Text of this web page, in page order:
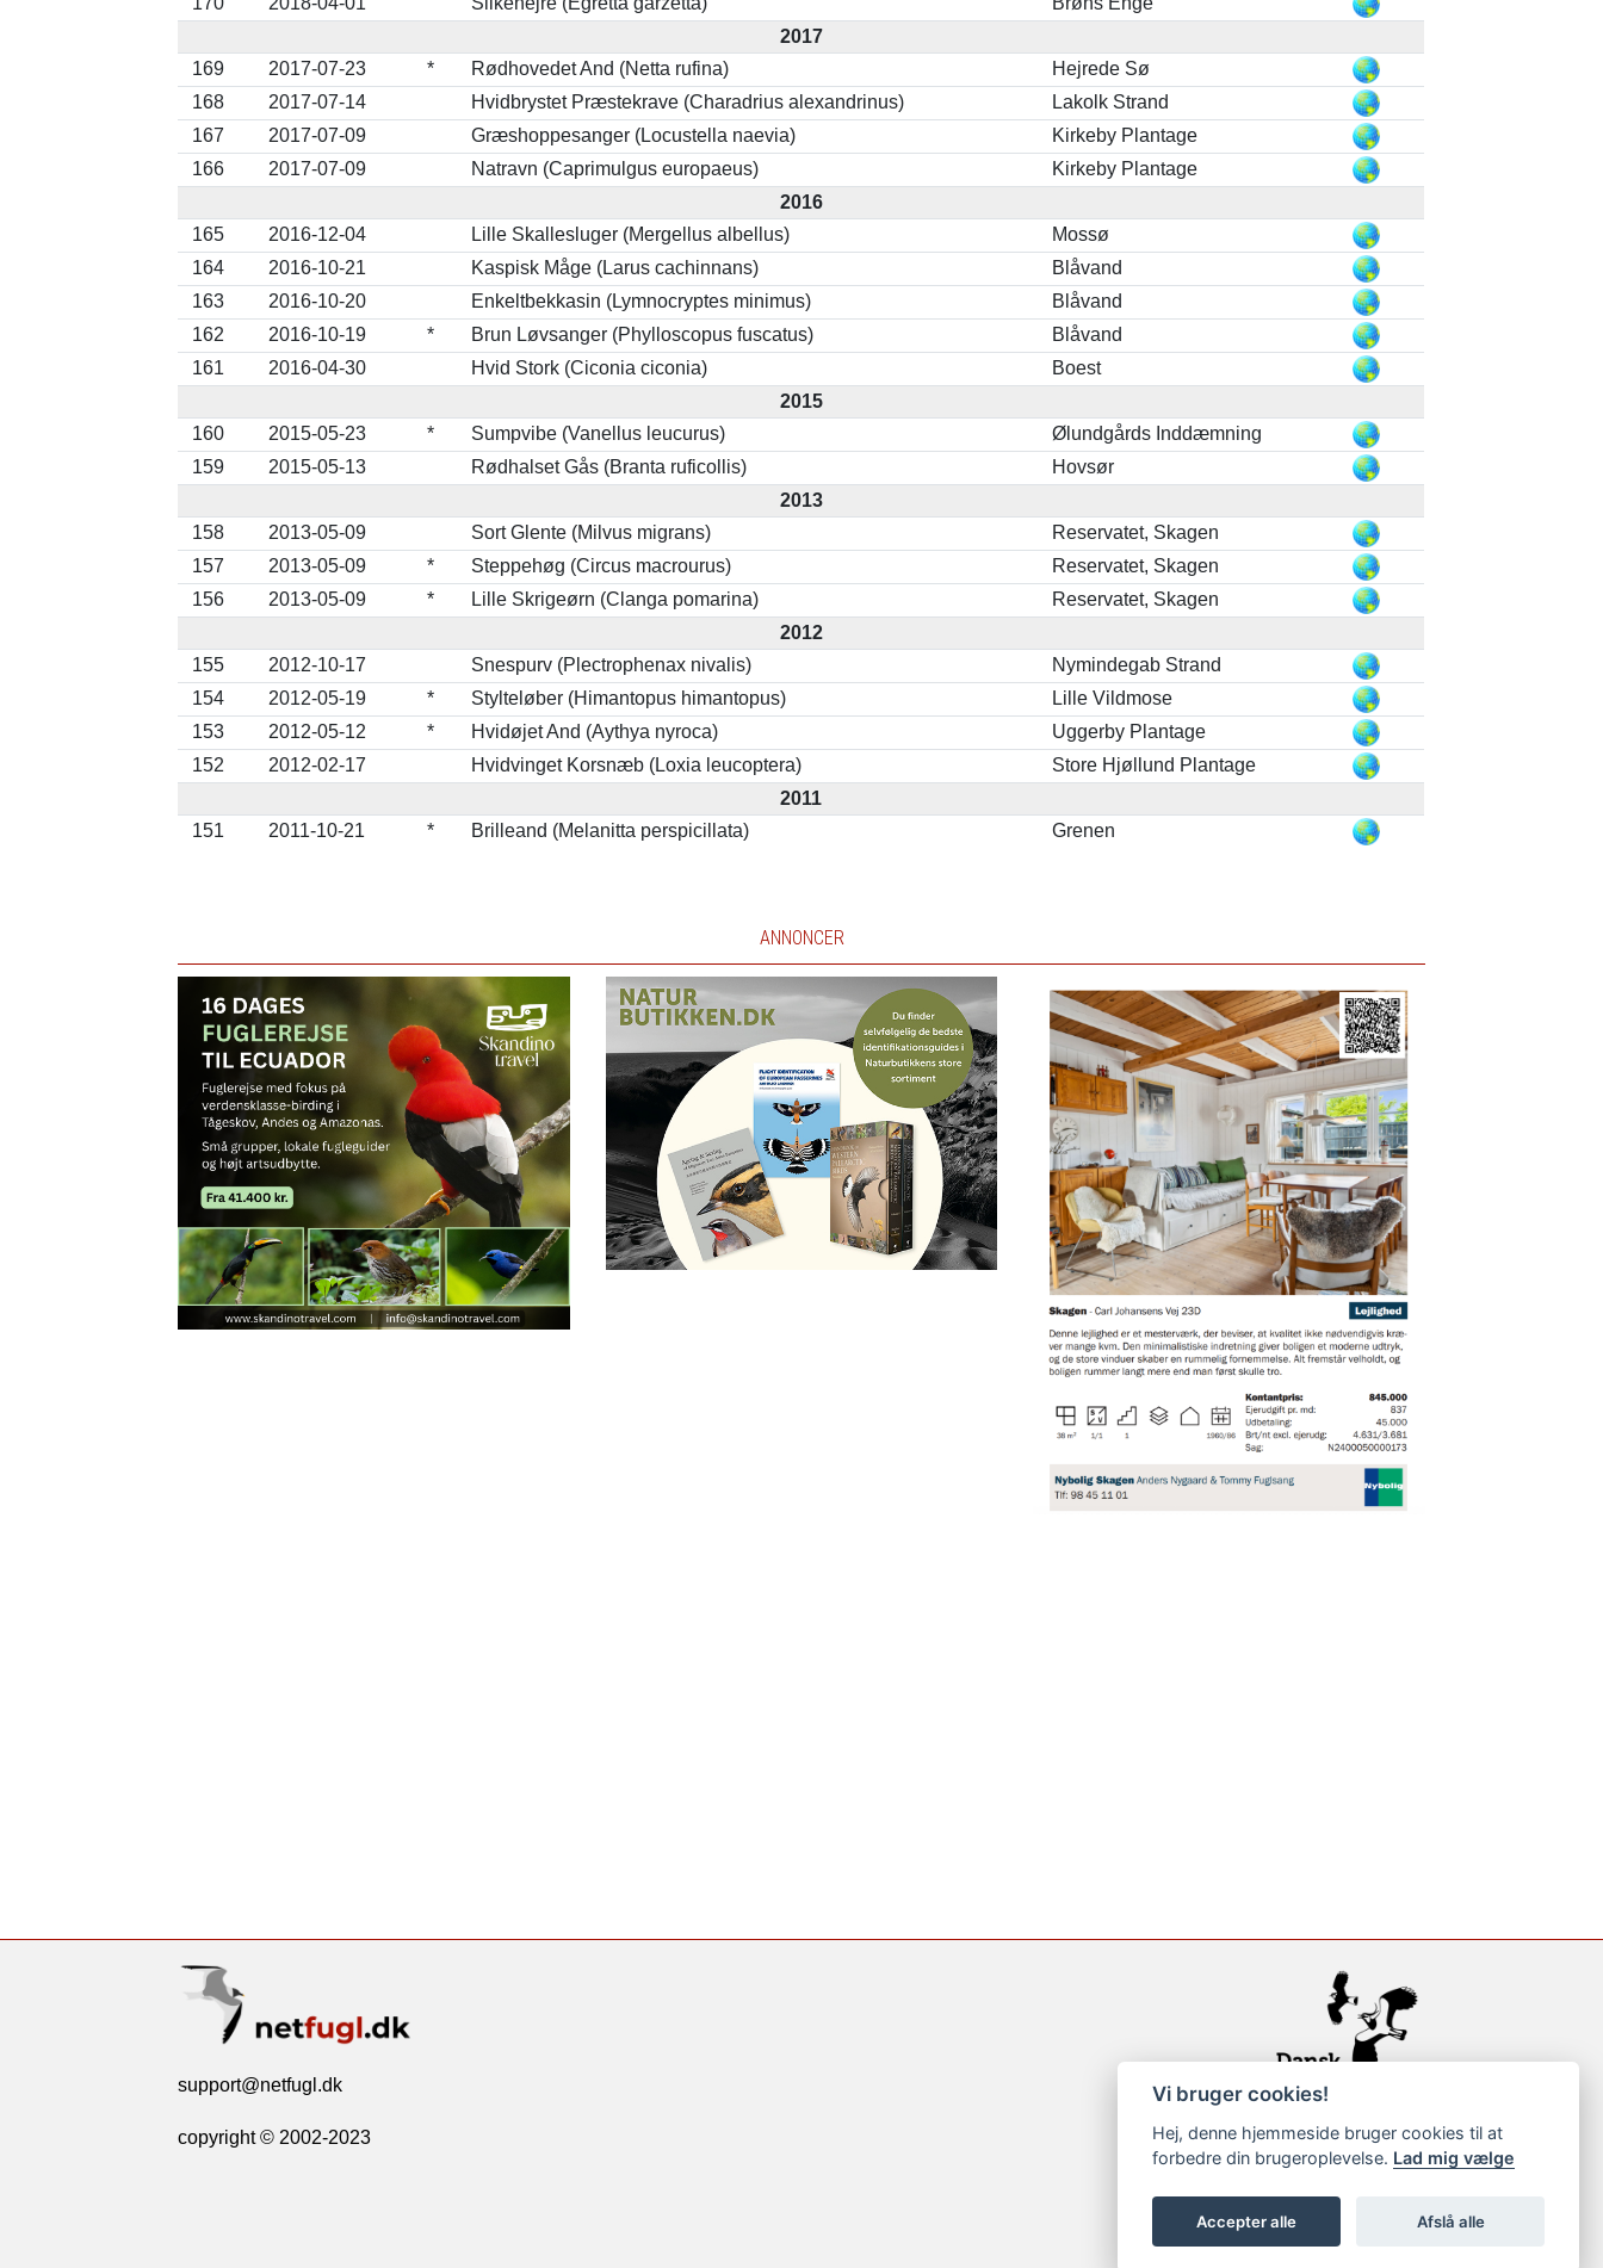
2017
169
2017-07-23 * Rødhovedet And (Netta rufina)
Hejrede Sø
168
2017-07-14 Hvidbrystet Præstekrave (Charadrius alexandrinus)
Lakolk Strand
167
2017-07-09 Græshoppesanger (Locustella naevia)
Kirkeby Plantage
166
2017-07-09 Natravn (Caprimulgus europaeus)
Kirkeby Plantage
2016
165
2016-12-04 Lille Skallesluger (Mergellus albellus)
Mossø
164
2016-10-21 Kaspisk Måge (Larus cachinnans)
Blåvand
163
2016-10-20 Enkeltbekkasin (Lymnocryptes minimus)
Blåvand
162
2016-10-19 * Brun Løvsanger (Phylloscopus fuscatus)
Blåvand
161
2016-04-30 Hvid Stork (Ciconia ciconia)
Boest
2015
160
2015-05-23 * Sumpvibe (Vanellus leucurus)
Ølundgårds Inddæmning
159
2015-05-13 Rødhalset Gås (Branta ruficollis)
Hovsør
2013
158
2013-05-09 Sort Glente (Milvus migrans)
Reservatet, Skagen
157
2013-05-09 * Steppehøg (Circus macrourus)
Reservatet, Skagen
156
2013-05-09 * Lille Skrigeørn (Clanga pomarina)
Reservatet, Skagen
2012
155
2012-10-17 Snespurv (Plectrophenax nivalis)
Nymindegab Strand
154
2012-05-19 * Stylteløber (Himantopus himantopus)
Lille Vildmose
153
2012-05-12 * Hvidøjet And (Aythya nyroca)
Uggerby Plantage
152
2012-02-17 Hvidvinget Korsnæb (Loxia leucoptera)
Store Hjøllund Plantage
2011
151
2011-10-21 * Brilleand (Melanitta perspicillata) Grenen
ANNONCER
support@netfugl.dk
copyright © 2002-2023
Vi bruger cookies!
Hej, denne hjemmeside bruger cookies til at
forbedre din brugeroplevelse. Lad mig vælge
Accepter alle Afslå alle